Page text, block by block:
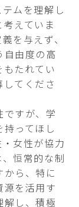
ムを理解し
えていま
を与えず、
自由度の高
たれてい
てくださ
ですが、学
ってほし
女性が協力
恒常的な制
ら、特に
を活用す
し、積極